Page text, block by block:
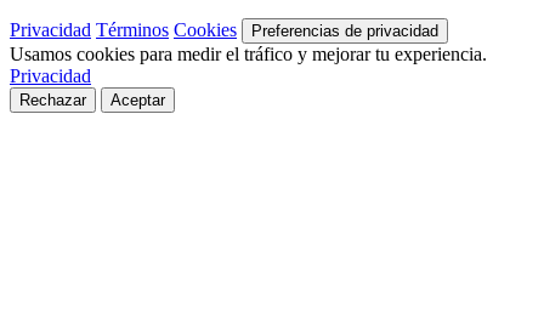
Privacidad Términos Cookies Preferencias de privacidad
Usamos cookies para medir el tráfico y mejorar tu experiencia.
Privacidad
Rechazar Aceptar